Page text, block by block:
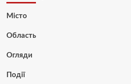
Місто
Область
Огляди
Події